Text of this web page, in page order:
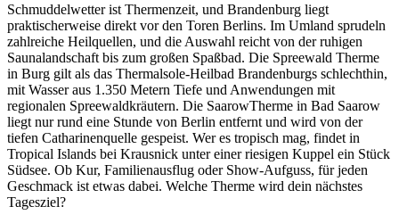
Schmuddelwetter ist Thermenzeit, und Brandenburg liegt
praktischerweise direkt vor den Toren Berlins. Im Umland sprudeln
zahlreiche Heilquellen, und die Auswahl reicht von der ruhigen
Saunalandschaft bis zum großen Spaßbad. Die Spreewald Therme
in Burg gilt als das Thermalsole-Heilbad Brandenburgs schlechthin,
mit Wasser aus 1.350 Metern Tiefe und Anwendungen mit
regionalen Spreewaldkräutern. Die SaarowTherme in Bad Saarow
liegt nur rund eine Stunde von Berlin entfernt und wird von der
tiefen Catharinenquelle gespeist. Wer es tropisch mag, findet in
Tropical Islands bei Krausnick unter einer riesigen Kuppel ein Stück
Südsee. Ob Kur, Familienausflug oder Show-Aufguss, für jeden
Geschmack ist etwas dabei. Welche Therme wird dein nächstes
Tagesziel?